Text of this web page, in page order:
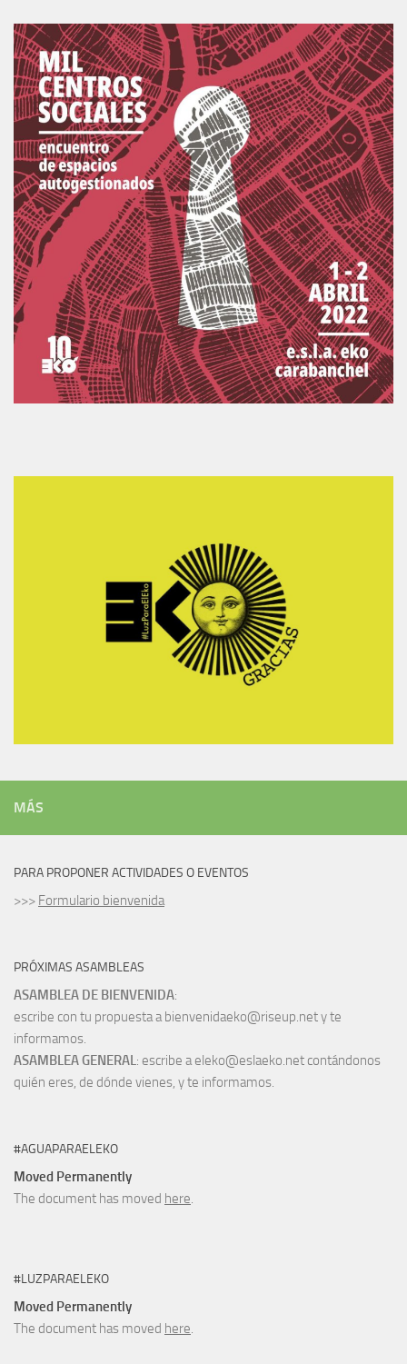
MÁS
PARA PROPONER ACTIVIDADES O EVENTOS
>>> Formulario bienvenida
PRÓXIMAS ASAMBLEAS
ASAMBLEA DE BIENVENIDA:
escribe con tu propuesta a bienvenidaeko@riseup.net y te
informamos.
ASAMBLEA GENERAL: escribe a eleko@eslaeko.net contándonos
quién eres, de dónde vienes, y te informamos.
#AGUAPARAELEKO
Moved Permanently
The document has moved here.
#LUZPARAELEKO
Moved Permanently
The document has moved here.